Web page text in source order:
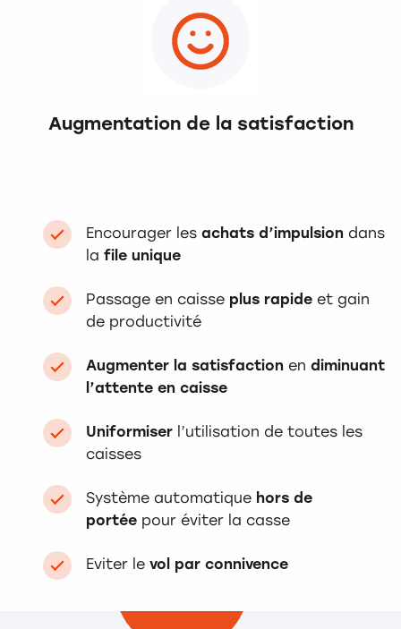
Augmentation de la satisfaction
Encourager les achats d’impulsion dans
la file unique
Passage en caisse plus rapide et gain
de productivité
Augmenter la satisfaction en diminuant
l’attente en caisse
Uniformiser l’utilisation de toutes les
caisses
Système automatique hors de
portée pour éviter la casse
Eviter le vol par connivence